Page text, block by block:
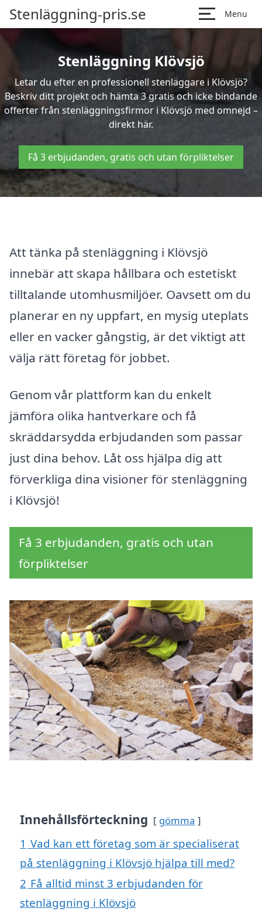
Stenläggning-pris.se Menu
Stenläggning Klövsjö
Letar du efter en professionell stenläggare i Klövsjö?
Beskriv ditt projekt och hämta 3 gratis och icke bindande
offerter från stenläggningsfirmor i Klövsjö med omnejd –
direkt här.
Få 3 erbjudanden, gratis och utan förpliktelser
Att tänka på stenläggning i Klövsjö
innebär att skapa hållbara och estetiskt
tilltalande utomhusmiljöer. Oavsett om du
planerar en ny uppfart, en mysig uteplats
eller en vacker gångstig, är det viktigt att
välja rätt företag för jobbet.
Genom vår plattform kan du enkelt
jämföra olika hantverkare och få
skräddarsydda erbjudanden som passar
just dina behov. Låt oss hjälpa dig att
förverkliga dina visioner för stenläggning
i Klövsjö!
Få 3 erbjudanden, gratis och utan
förpliktelser
Innehållsförteckning gömma
1 Vad kan ett företag som är specialiserat
på stenläggning i Klövsjö hjälpa till med?
2 Få alltid minst 3 erbjudanden för
stenläggning i Klövsjö